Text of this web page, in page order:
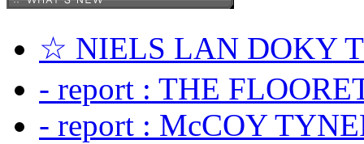
☆ NIELS LAN DOKY
- report : THE
- report : McCOY